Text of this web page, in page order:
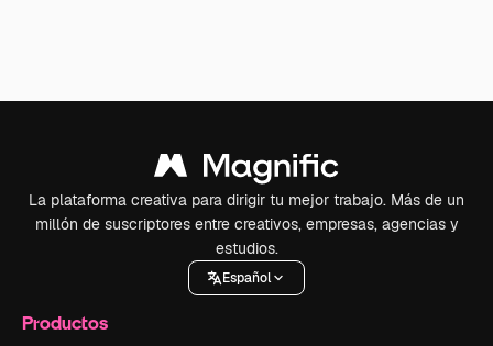
La plataforma creativa para dirigir tu mejor trabajo. Más de un
millón de suscriptores entre creativos, empresas, agencias y
estudios.
Español
Productos